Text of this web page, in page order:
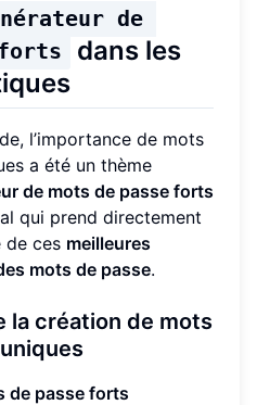
de
forts
dans les
l’importance de mots
a été un thème
de mots de passe forts
qui prend directement
de ces meilleures
mots de passe.
la création de mots
de passe forts